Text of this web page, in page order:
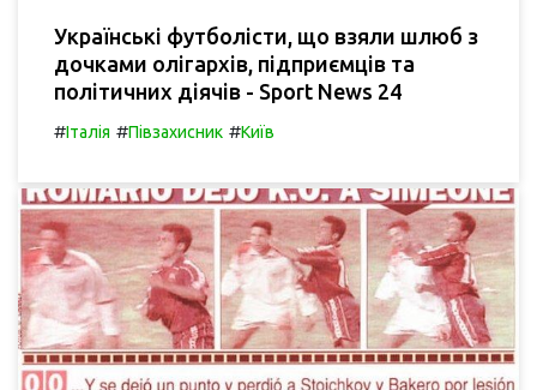
Українські футболісти, що взяли шлюб з
дочками олігархів, підприємців та
політичних діячів - Sport News 24
#Італія #Півзахисник #Київ